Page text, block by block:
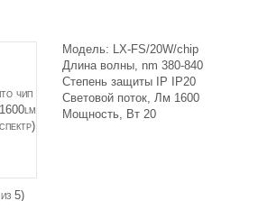
из 5)
Модель: LX-FS/20W/chip
Длина волны, nm 380-840
Степень защиты IP IP20
Световой поток, Лм 1600
Мощность, Вт 20